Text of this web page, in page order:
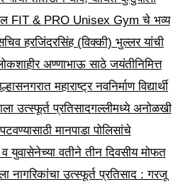
FIT & PRO Unisex Gym चे भव्य
हरजिंदरसिंह (विक्की) भुल्लर यांची
अण्णाभाऊ साठे जयंतीनिमित्त
महाराष्ट्र नवनिर्माण विद्यार्थी
उत्स्फूर्त प्रतिसादगल्लीमध्ये अनोळखी
मानपाडा पोलिसांचे
युवासेनेच्या वतीने तीन दिवसीय मोफत
नागरिकांचा उत्स्फूर्त प्रतिसाद : गरजू